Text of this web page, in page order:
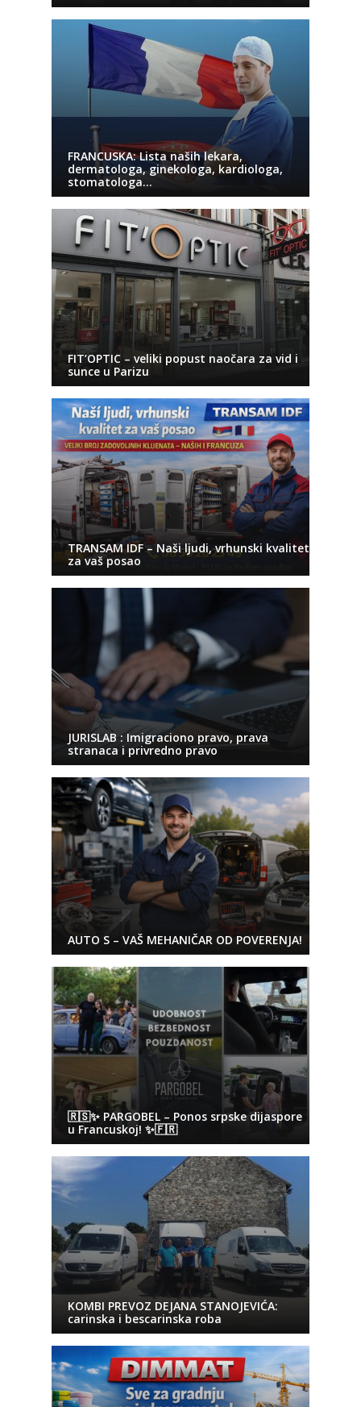
FRANCUSKA: Lista naših lekara,
dermatologa, ginekologa, kardiologa,
stomatologa…
FIT’OPTIC – veliki popust naočara za vid i
sunce u Parizu
TRANSAM IDF – Naši ljudi, vrhunski kvalitet
za vaš posao
JURISLAB : Imigraciono pravo, prava
stranaca i privredno pravo
AUTO S – VAŠ MEHANIČAR OD POVERENJA!
🇷🇸✨ PARGOBEL – Ponos srpske dijaspore
u Francuskoj! ✨🇫🇷
KOMBI PREVOZ DEJANA STANOJEVIĆA:
carinska i bescarinska roba